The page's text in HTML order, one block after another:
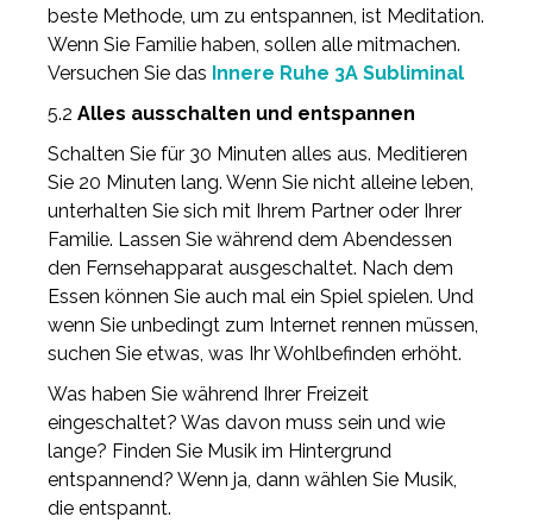
beste Methode, um zu entspannen, ist Meditation.
Wenn Sie Familie haben, sollen alle mitmachen.
Versuchen Sie das Innere Ruhe 3A Subliminal
5.2 Alles ausschalten und entspannen
Schalten Sie für 30 Minuten alles aus. Meditieren
Sie 20 Minuten lang. Wenn Sie nicht alleine leben,
unterhalten Sie sich mit Ihrem Partner oder Ihrer
Familie. Lassen Sie während dem Abendessen
den Fernsehapparat ausgeschaltet. Nach dem
Essen können Sie auch mal ein Spiel spielen. Und
wenn Sie unbedingt zum Internet rennen müssen,
suchen Sie etwas, was Ihr Wohlbefinden erhöht.
Was haben Sie während Ihrer Freizeit
eingeschaltet? Was davon muss sein und wie
lange? Finden Sie Musik im Hintergrund
entspannend? Wenn ja, dann wählen Sie Musik,
die entspannt.